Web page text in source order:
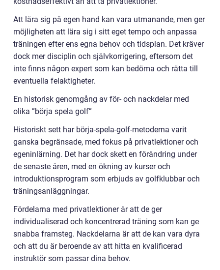
Att lära sig på egen hand kan vara utmanande, men ger
möjligheten att lära sig i sitt eget tempo och anpassa
träningen efter ens egna behov och tidsplan. Det kräver
dock mer disciplin och självkorrigering, eftersom det
inte finns någon expert som kan bedöma och rätta till
eventuella felaktigheter.
En historisk genomgång av för- och nackdelar med
olika ”börja spela golf”
Historiskt sett har börja-spela-golf-metoderna varit
ganska begränsade, med fokus på privatlektioner och
egeninlärning. Det har dock skett en förändring under
de senaste åren, med en ökning av kurser och
introduktionsprogram som erbjuds av golfklubbar och
träningsanläggningar.
Fördelarna med privatlektioner är att de ger
individualiserad och koncentrerad träning som kan ge
snabba framsteg. Nackdelarna är att de kan vara dyra
och att du är beroende av att hitta en kvalificerad
instruktör som passar dina behov.